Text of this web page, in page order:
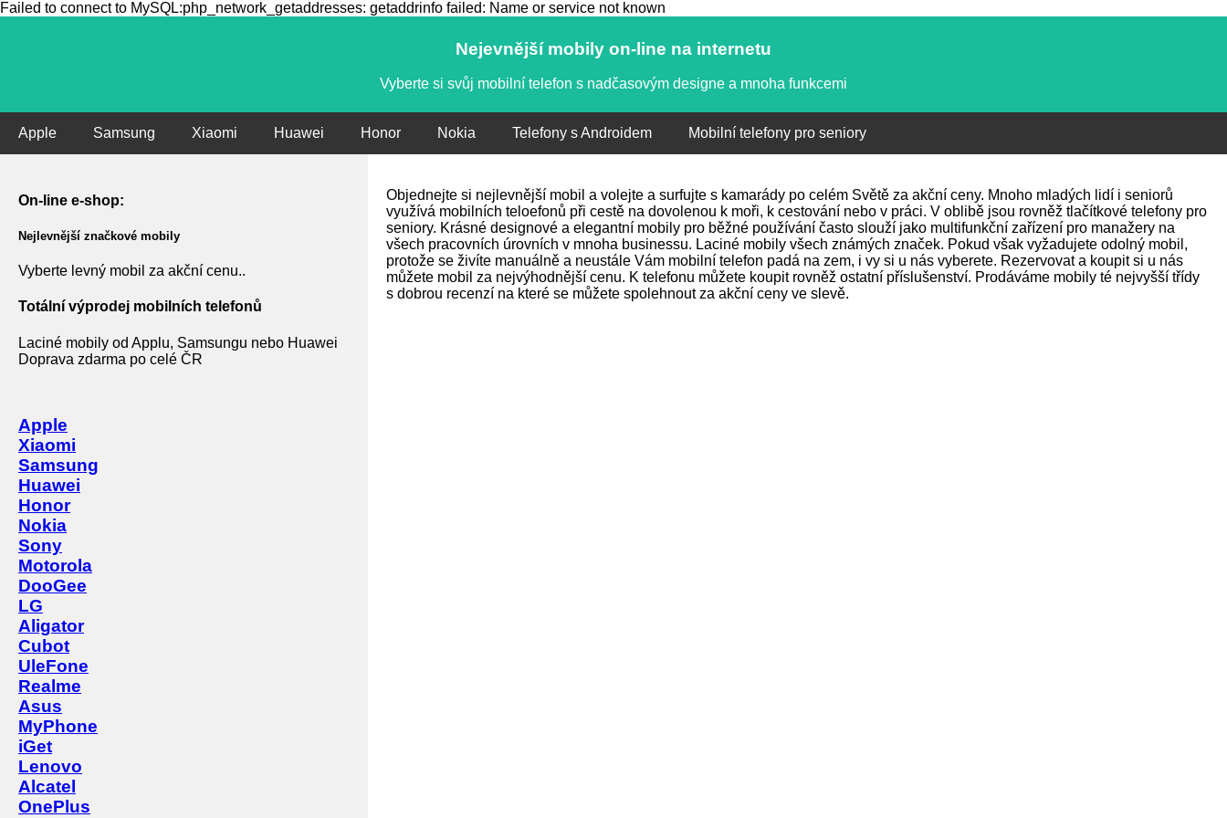
Failed to connect to MySQL:php_network_getaddresses: getaddrinfo failed: Name or service not known
Nejevnější mobily on-line na internetu
Vyberte si svůj mobilní telefon s nadčasovým designe a mnoha funkcemi
Apple Samsung Xiaomi Huawei Honor Nokia Telefony s Androidem Mobilní telefony pro seniory
On-line e-shop:
Nejlevnější značkové mobily
Vyberte levný mobil za akční cenu..
Totální výprodej mobilních telefonů
Laciné mobily od Applu, Samsungu nebo Huawei
Doprava zdarma po celé ČR
Apple
Xiaomi
Samsung
Huawei
Honor
Nokia
Sony
Motorola
DooGee
LG
Aligator
Cubot
UleFone
Realme
Asus
MyPhone
iGet
Lenovo
Alcatel
OnePlus
Objednejte si nejlevnější mobil a volejte a surfujte s kamarády po celém Světě za akční ceny. Mnoho mladých lidí i seniorů
využívá mobilních teloefonů při cestě na dovolenou k moři, k cestování nebo v práci. V oblibě jsou rovněž tlačítkové telefony pro
seniory. Krásné designové a elegantní mobily pro běžné používání často slouží jako multifunkční zařízení pro manažery na
všech pracovních úrovních v mnoha businessu. Laciné mobily všech známých značek. Pokud však vyžadujete odolný mobil,
protože se živíte manuálně a neustále Vám mobilní telefon padá na zem, i vy si u nás vyberete. Rezervovat a koupit si u nás
můžete mobil za nejvýhodnější cenu. K telefonu můžete koupit rovněž ostatní příslušenství. Prodáváme mobily té nejvyšší třídy
s dobrou recenzí na které se můžete spolehnout za akční ceny ve slevě.